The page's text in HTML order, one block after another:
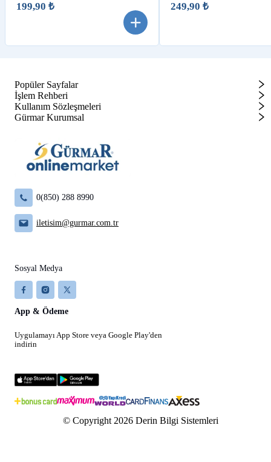
199,90 ₺ 249,90 ₺
Popüler Sayfalar
İşlem Rehberi
Kullanım Sözleşmeleri
Gürmar Kurumsal
0(850) 288 8990
iletisim@gurmar.com.tr
Sosyal Medya
App & Ödeme
Uygulamayı App Store veya Google Play'den
indirin
© Copyright 2026 Derin Bilgi Sistemleri